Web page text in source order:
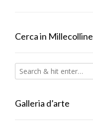
Cerca in Millecolline
Galleria d’arte